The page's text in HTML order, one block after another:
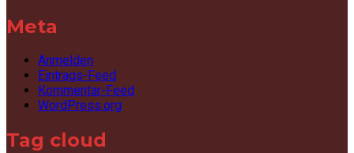
Meta
Anmelden
Eintrags-Feed
Kommentar-Feed
WordPress.org
Tag cloud